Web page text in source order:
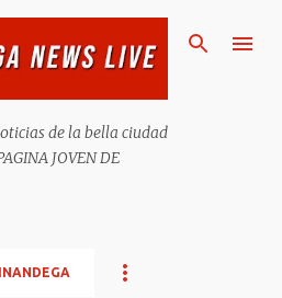
de la bella ciudad
JOVEN DE